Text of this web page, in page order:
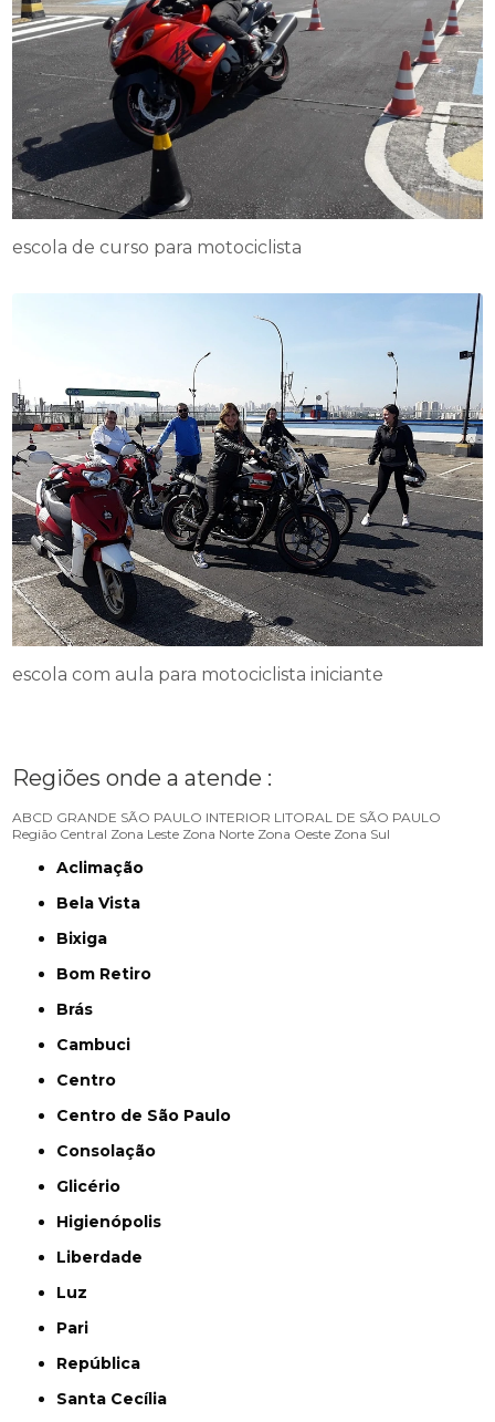
escola de curso para motociclista
escola com aula para motociclista iniciante
Regiões onde a atende :
ABCD GRANDE SÃO PAULO INTERIOR LITORAL DE SÃO PAULO
Região Central Zona Leste Zona Norte Zona Oeste Zona Sul
Aclimação
Bela Vista
Bixiga
Bom Retiro
Brás
Cambuci
Centro
Centro de São Paulo
Consolação
Glicério
Higienópolis
Liberdade
Luz
Pari
República
Santa Cecília